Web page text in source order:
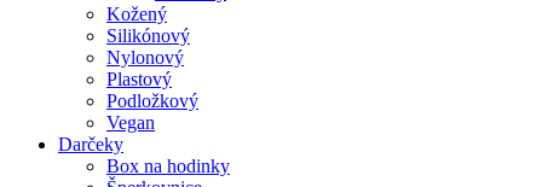
Kožený
Silikónový
Nylonový
Plastový
Podložkový
Vegan
Darčeky
Box na hodinky